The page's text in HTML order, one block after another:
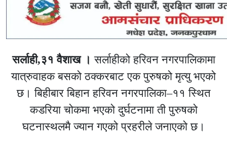
सर्लाही,३१ वैशाख । सर्लाहीको हरिवन नगरपालिकामा
यात्रुवाहक बसको ठक्करबाट एक पुरुषको मृत्यु भएको
छ। बिहीबार बिहान हरिवन नगरपालिका–११ स्थित
कडरिया चोकमा भएको दुर्घटनामा ती पुरुषको
घटनास्थलमै ज्यान गएको प्रहरीले जनाएको छ।